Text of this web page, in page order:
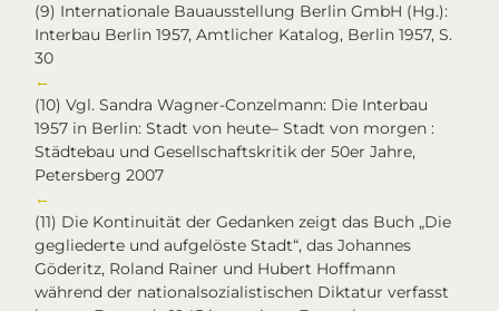
(9) Internationale Bauausstellung Berlin GmbH (Hg.):
Interbau Berlin 1957, Amtlicher Katalog, Berlin 1957, S.
30
←
(10) Vgl. Sandra Wagner-Conzelmann: Die Interbau
1957 in Berlin: Stadt von heute– Stadt von morgen :
Städtebau und Gesellschaftskritik der 50er Jahre,
Petersberg 2007
←
(11) Die Kontinuität der Gedanken zeigt das Buch „Die
gegliederte und aufgelöste Stadt“, das Johannes
Göderitz, Roland Rainer und Hubert Hoffmann
während der nationalsozialistischen Diktatur verfasst